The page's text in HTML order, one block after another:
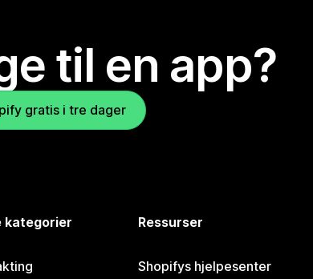
til en app?
gratis i tre dager
kategorier Ressurser
Shopifys hjelpesenter